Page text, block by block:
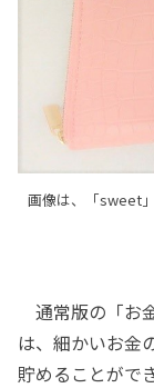
画像は、「sweet
通常版の「お
は、細かいお金
貯めることがで